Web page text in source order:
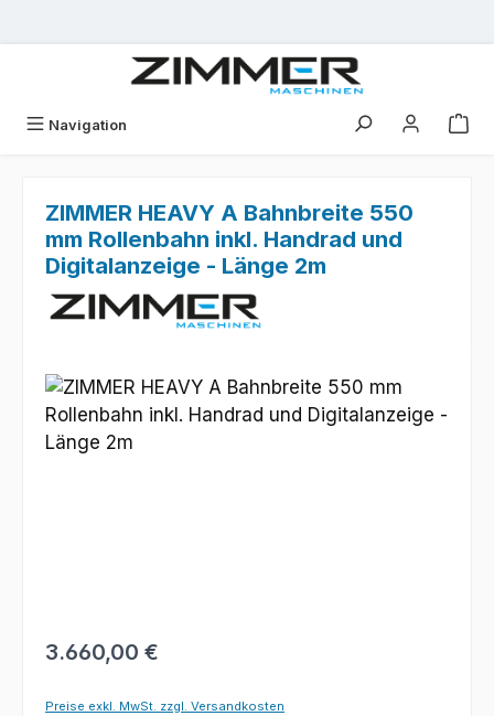
Navigation
ZIMMER HEAVY A Bahnbreite 550
mm Rollenbahn inkl. Handrad und
Digitalanzeige - Länge 2m
Bildergalerie überspringen
Regulärer Preis:
3.660,00 €
Preise exkl. MwSt. zzgl. Versandkosten